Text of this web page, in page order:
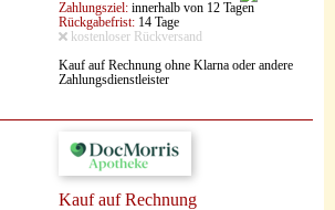
Zahlungsziel: innerhalb von 12 Tagen
Rückgabefrist: 14 Tage
kostenloser Rückversand
Kauf auf Rechnung ohne Klarna oder andere
Zahlungsdienstleister
Kauf auf Rechnung